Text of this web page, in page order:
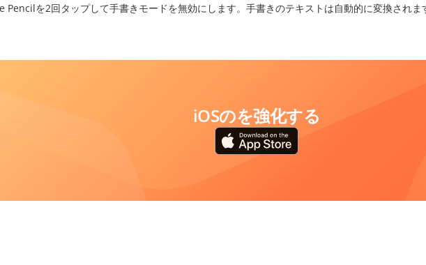
Pencilを2回タップして手書きモードを無効にします。手書きのテキストは自動的に変換されま
iOSのを強化する